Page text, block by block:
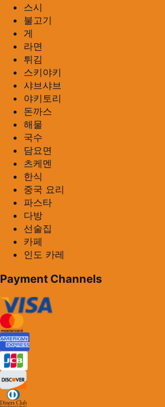
스시
불고기
게
라면
튀김
스키야키
샤브샤브
야키토리
돈까스
해물
국수
담요면
츠케멘
한식
중국 요리
파스타
다방
선술집
카페
인도 카레
Payment Channels